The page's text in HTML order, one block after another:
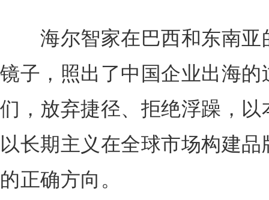
海尔智家在巴西和东南亚
镜子，照出了中国企业出海
们，放弃捷径、拒绝浮躁，
以长期主义在全球市场构建
的正确方向。